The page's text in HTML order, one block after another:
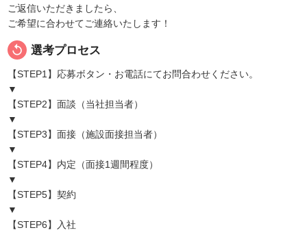
ご返信いただきましたら、
ご希望に合わせてご連絡いたします！
replay 選考プロセス
【STEP1】応募ボタン・お電話にてお問合わせください。
▼
【STEP2】面談（当社担当者）
▼
【STEP3】面接（施設面接担当者）
▼
【STEP4】内定（面接1週間程度）
▼
【STEP5】契約
▼
【STEP6】入社